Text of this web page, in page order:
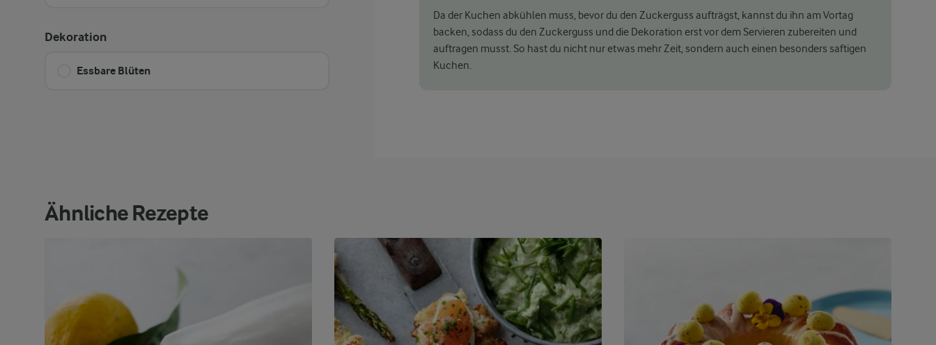
Dekoration
Essbare Blüten
Da der Kuchen abkühlen muss, bevor du den Zuckerguss aufträgst, kannst du ihn am Vortag
backen, sodass du den Zuckerguss und die Dekoration erst vor dem Servieren zubereiten und
auftragen musst. So hast du nicht nur etwas mehr Zeit, sondern auch einen besonders saftigen
Kuchen.
Ähnliche Rezepte